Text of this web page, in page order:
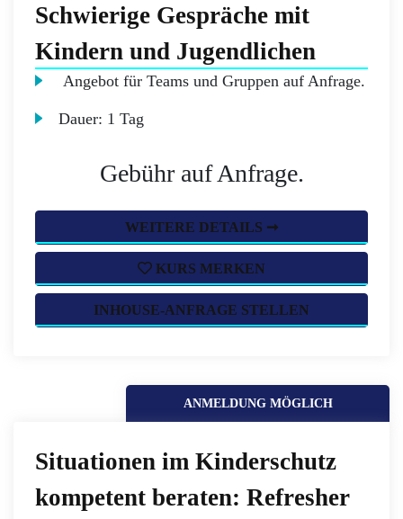
Schwierige Gespräche mit
Kindern und Jugendlichen
Angebot für Teams und Gruppen auf Anfrage.
Dauer: 1 Tag
Gebühr auf Anfrage.
WEITERE DETAILS ➞
KURS MERKEN
INHOUSE-ANFRAGE STELLEN
ANMELDUNG MÖGLICH
Situationen im Kinderschutz
kompetent beraten: Refresher